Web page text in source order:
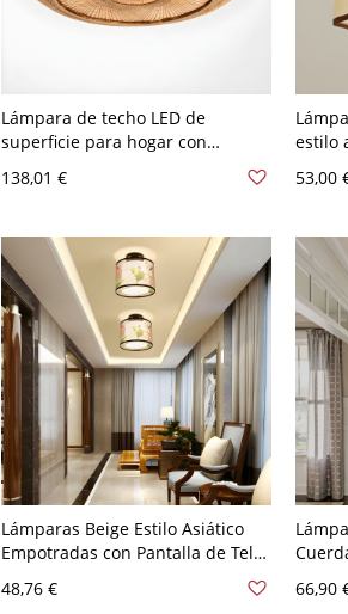
Lámpara de techo LED de
superficie para hogar con
pantalla de bambú - 110 A 120 V
35,56 cm
138,01 €
estilo
tela
A 120
53,00
Lámparas Beige Estilo Asiático
Empotradas con Pantalla de Tela
para Sala Comedor - Tambor 110
A 120 V Loto Beige
48,76 € 66,90